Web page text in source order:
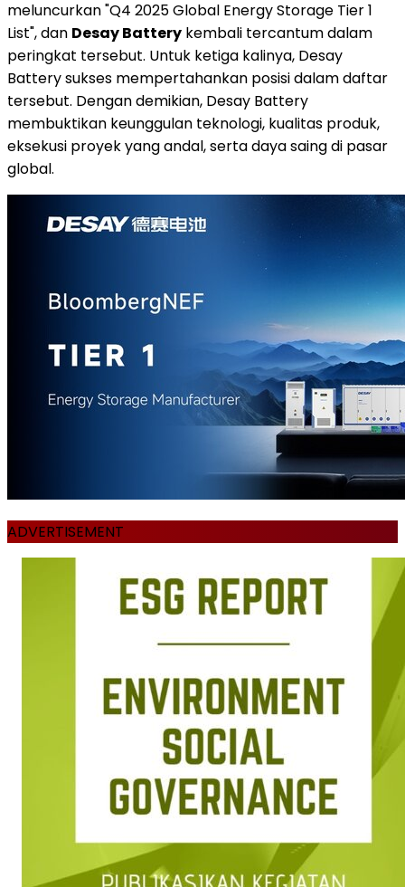
meluncurkan "Q4 2025 Global Energy Storage Tier 1
List", dan Desay Battery kembali tercantum dalam
peringkat tersebut. Untuk ketiga kalinya, Desay
Battery sukses mempertahankan posisi dalam daftar
tersebut. Dengan demikian, Desay Battery
membuktikan keunggulan teknologi, kualitas produk,
eksekusi proyek yang andal, serta daya saing di pasar
global.
ADVERTISEMENT